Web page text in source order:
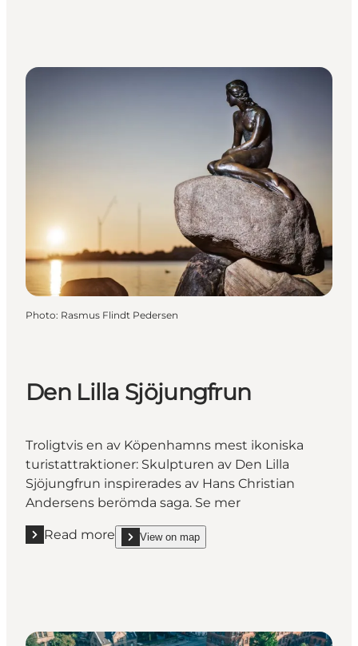
Photo: Rasmus Flindt Pedersen
Den Lilla Sjöjungfrun
Troligtvis en av Köpenhamns mest ikoniska
turistattraktioner: Skulpturen av Den Lilla
Sjöjungfrun inspirerades av Hans Christian
Andersens berömda saga. Se mer
Read more
Read more "Den Lilla Sjöjungfrun"
View on map
show Den Lilla Sjöjungfrun on_map